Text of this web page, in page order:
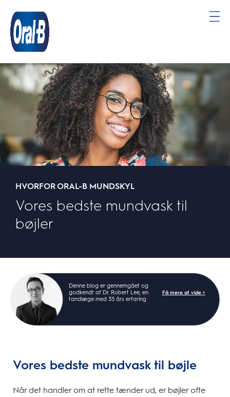
B
Startside
HVORFOR ORAL-B MUNDSKYL
Vores bedste mundvask til
bøjler
Denne blog er gennemgået og
godkendt af Dr. Robert Lee, en
tandlæge med 35 års erfaring
Få mere at vide >
Vores bedste mundvask til bøjle
Når det handler om at rette tænder ud, er bøjler ofte